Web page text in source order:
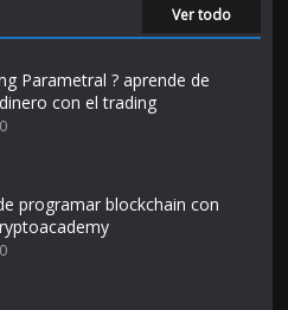
Ver todo
Parametral ? aprende de
con el trading
0
programar blockchain con
0